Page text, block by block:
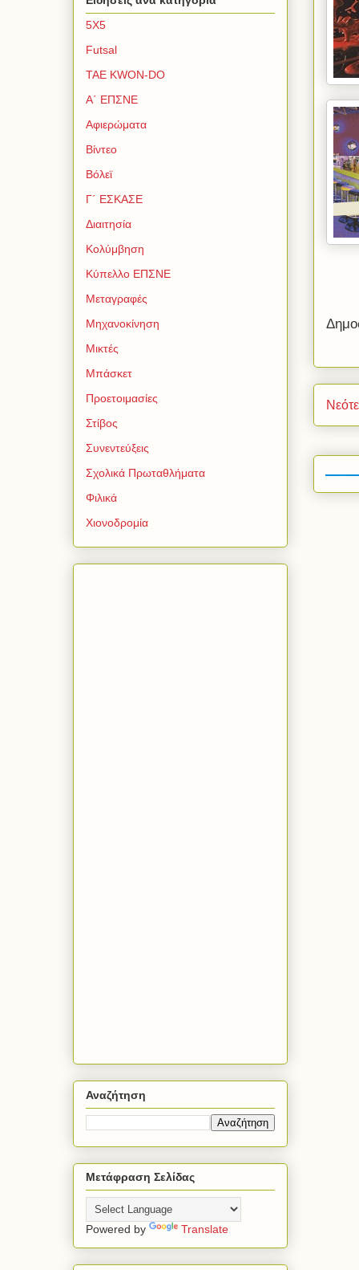
5Χ5
Futsal
TAE KWON-DO
Α΄ ΕΠΣΝΕ
Αφιερώματα
Βίντεο
Βόλεϊ
Γ΄ ΕΣΚΑΣΕ
Διαιτησία
Κολύμβηση
Κύπελλο ΕΠΣΝΕ
Μεταγραφές
Μηχανοκίνηση
Μικτές
Μπάσκετ
Προετοιμασίες
Στίβος
Συνεντεύξεις
Σχολικά Πρωταθλήματα
Φιλικά
Χιονοδρομία
Αναζήτηση
Μετάφραση Σελίδας
Powered by Translate